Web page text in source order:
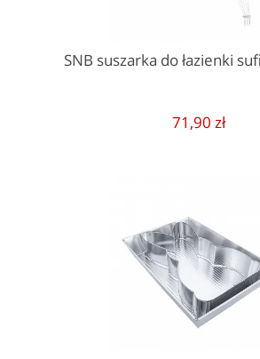
SNB suszarka do łazienki
71,90 zł